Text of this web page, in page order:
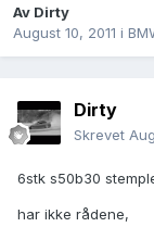
Av Dirty
August 10, 2011 i
Dirty
Skrevet
6stk s50b30
har ikke rådene,